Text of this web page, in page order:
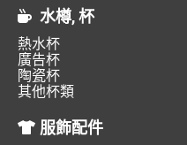
水樽, 杯
熱水杯
廣告杯
陶瓷杯
其他杯類
服飾配件